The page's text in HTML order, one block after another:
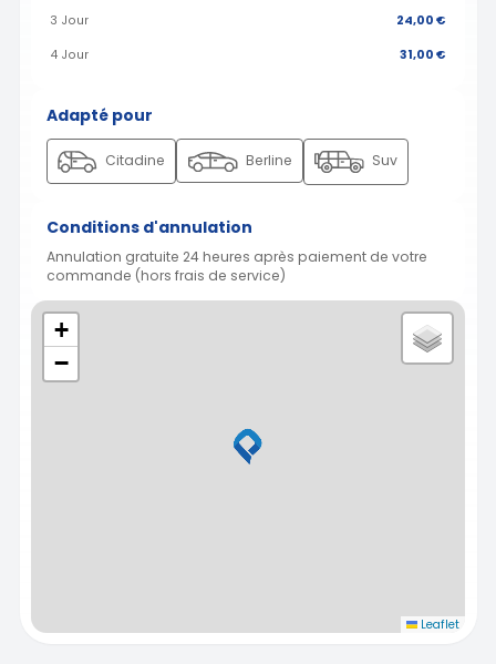
3 Jour 24,00 €
4 Jour 31,00 €
Adapté pour
Citadine Berline Suv
Conditions d'annulation
Annulation gratuite 24 heures après paiement de votre
commande (hors frais de service)
+
−
Leaflet